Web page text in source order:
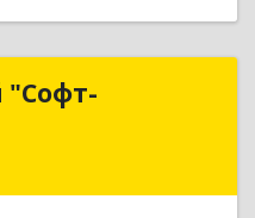
"Софт- "Софт-